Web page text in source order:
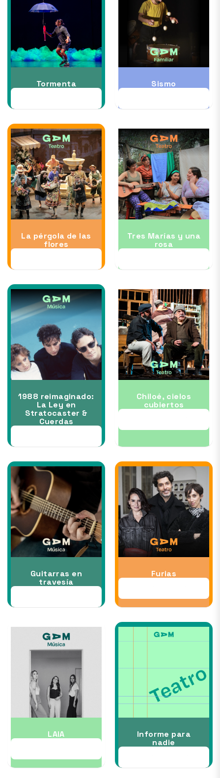
Tormenta Sismo
La pérgola de las
flores
Tres Marías y una
rosa
1988 reimaginado:
La Ley en
Stratocaster &
Cuerdas
Chiloé, cielos
cubiertos
Guitarras en
travesía
Furias
LAIA
Informe para
nadie